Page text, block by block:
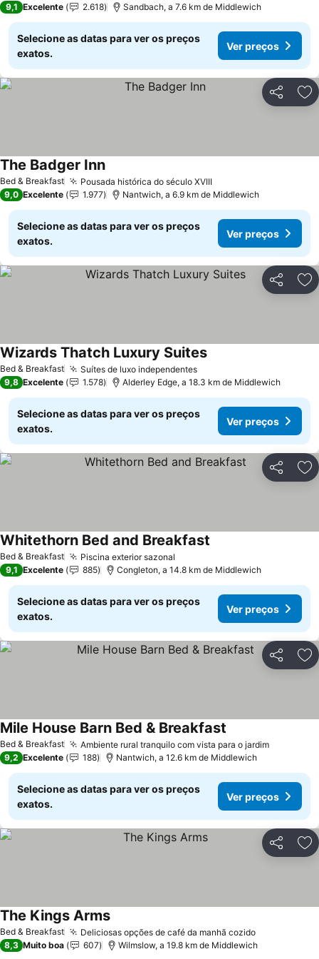
9,1 Excelente 2.618 Sandbach, a 7.6 km de Middlewich
Selecione as datas para ver os preços
exatos.
Ver preços
Partilhar
Bed & Breakfast Pousada histórica do século XVIII
The Badger Inn
9,0 Excelente 1.977 Nantwich, a 6.9 km de Middlewich
Selecione as datas para ver os preços
exatos.
Ver preços
Partilhar
Bed & Breakfast Suítes de luxo independentes
Wizards Thatch Luxury Suites
9,8 Excelente 1.578 Alderley Edge, a 18.3 km de Middlewich
Selecione as datas para ver os preços
exatos.
Ver preços
Partilhar
Bed & Breakfast Piscina exterior sazonal
Whitethorn Bed and Breakfast
9,1 Excelente 885 Congleton, a 14.8 km de Middlewich
Selecione as datas para ver os preços
exatos.
Ver preços
Partilhar
Bed & Breakfast Ambiente rural tranquilo com vista para o jardim
Mile House Barn Bed & Breakfast
9,2 Excelente 188 Nantwich, a 12.6 km de Middlewich
Selecione as datas para ver os preços
exatos.
Ver preços
Partilhar
Bed & Breakfast Deliciosas opções de café da manhã cozido
The Kings Arms
8,3 Muito boa 607 Wilmslow, a 19.8 km de Middlewich